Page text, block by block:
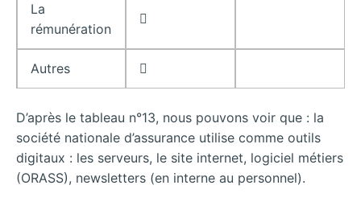
La
rémunération

Autres 
D’après le tableau n°13, nous pouvons voir que : la
société nationale d’assurance utilise comme outils
digitaux : les serveurs, le site internet, logiciel métiers
(ORASS), newsletters (en interne au personnel).